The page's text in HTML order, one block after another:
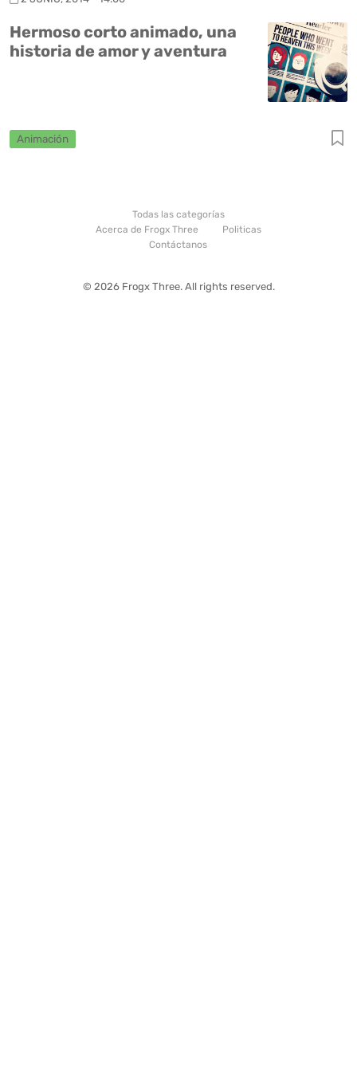
Hermoso corto animado, una
historia de amor y aventura
Animación
Todas las categorías
Acerca de Frogx Three
Politicas
Contáctanos
© 2026 Frogx Three. All rights reserved.